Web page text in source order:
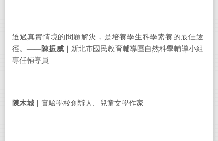
透過真實情境的問題解決，是培養學生科學素養的最佳途
徑。——陳振威｜ 新北市國民教育輔導團自然科學輔導小組
專任輔導員
陳木城 實驗學校創辦人、兒童文學作家